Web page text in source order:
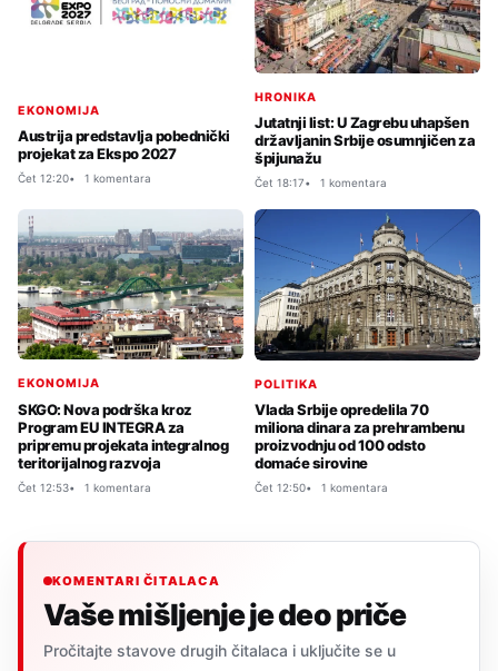
EKONOMIJA
Austrija predstavlja pobednički
projekat za Ekspo 2027
Čet 12:20 1 komentara
HRONIKA
Jutatnji list: U Zagrebu uhapšen
državljanin Srbije osumnjičen za
špijunažu
Čet 18:17 1 komentara
EKONOMIJA
SKGO: Nova podrška kroz
Program EU INTEGRA za
pripremu projekata integralnog
teritorijalnog razvoja
Čet 12:53 1 komentara
POLITIKA
Vlada Srbije opredelila 70
miliona dinara za prehrambenu
proizvodnju od 100 odsto
domaće sirovine
Čet 12:50 1 komentara
KOMENTARI ČITALACA
Vaše mišljenje je deo priče
Pročitajte stavove drugih čitalaca i uključite se u